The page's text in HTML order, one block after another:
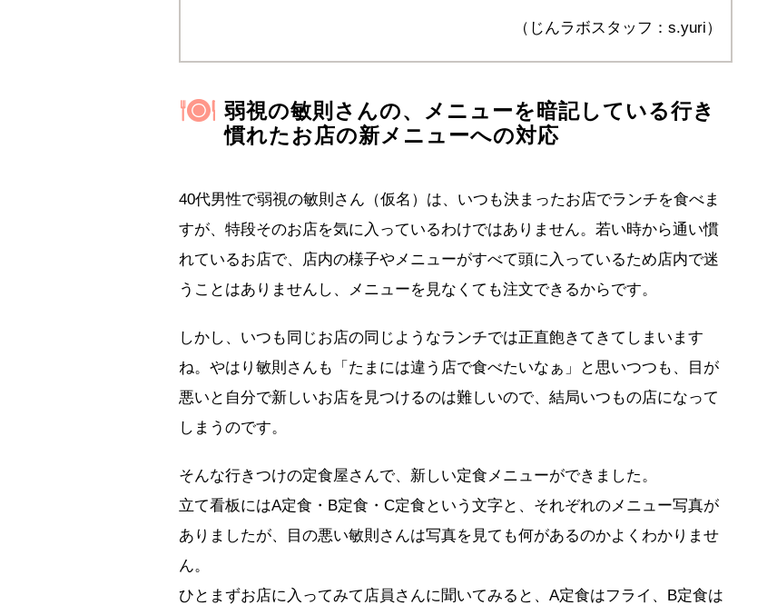
（じんラボスタッフ：s.yuri）
弱視の敏則さんの、メニューを暗記している行き
慣れたお店の新メニューへの対応
40代男性で弱視の敏則さん（仮名）は、いつも決まったお店でランチを食べま
すが、特段そのお店を気に入っているわけではありません。若い時から通い慣
れているお店で、店内の様子やメニューがすべて頭に入っているため店内で迷
うことはありませんし、メニューを見なくても注文できるからです。
しかし、いつも同じお店の同じようなランチでは正直飽きてきてしまいます
ね。やはり敏則さんも「たまには違う店で食べたいなぁ」と思いつつも、目が
悪いと自分で新しいお店を見つけるのは難しいので、結局いつもの店になって
しまうのです。
そんな行きつけの定食屋さんで、新しい定食メニューができました。
立て看板にはA定食・B定食・C定食という文字と、それぞれのメニュー写真が
ありましたが、目の悪い敏則さんは写真を見ても何があるのかよくわかりませ
ん。
ひとまずお店に入ってみて店員さんに聞いてみると、A定食はフライ、B定食は